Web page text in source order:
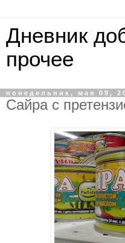
Дневник
прочее
понедельник, мая 09,
Сайра с